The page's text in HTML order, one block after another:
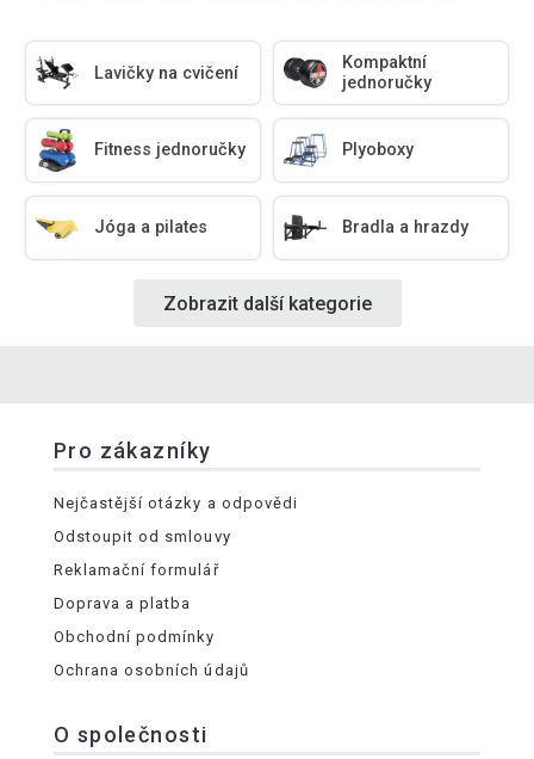
Lavičky na cvičení
Kompaktní
jednoručky
Fitness jednoručky Plyoboxy
Jóga a pilates Bradla a hrazdy
Zobrazit další kategorie
Pro zákazníky
Nejčastější otázky a odpovědi
Odstoupit od smlouvy
Reklamační formulář
Doprava a platba
Obchodní podmínky
Ochrana osobních údajů
O společnosti